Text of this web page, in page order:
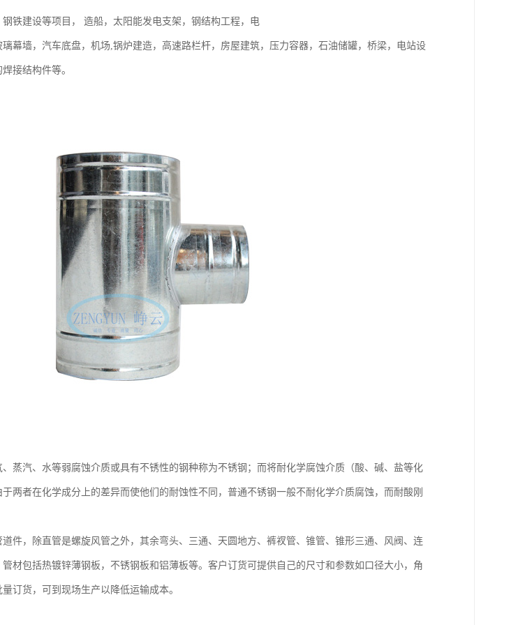
铁建设等项目， 造船，太阳能发电支架，钢结构工程，电
幕墙，汽车底盘，机场,锅炉建造，高速路栏杆，房屋建筑，压力容器，石油储罐，桥梁，电站设
接结构件等。
蒸汽、水等弱腐蚀介质或具有不锈性的钢种称为不锈钢；而将耐化学腐蚀介质（酸、碱、盐等化
两者在化学成分上的差异而使他们的耐蚀性不同，普通不锈钢一般不耐化学介质腐蚀，而耐酸刚
件，除直管是螺旋风管之外，其余弯头、三通、天圆地方、裤衩管、锥管、锥形三通、风阀、连
材包括热镀锌薄钢板，不锈钢板和铝薄板等。客户订货可提供自己的尺寸和参数如口径大小，角
订货，可到现场生产以降低运输成本。